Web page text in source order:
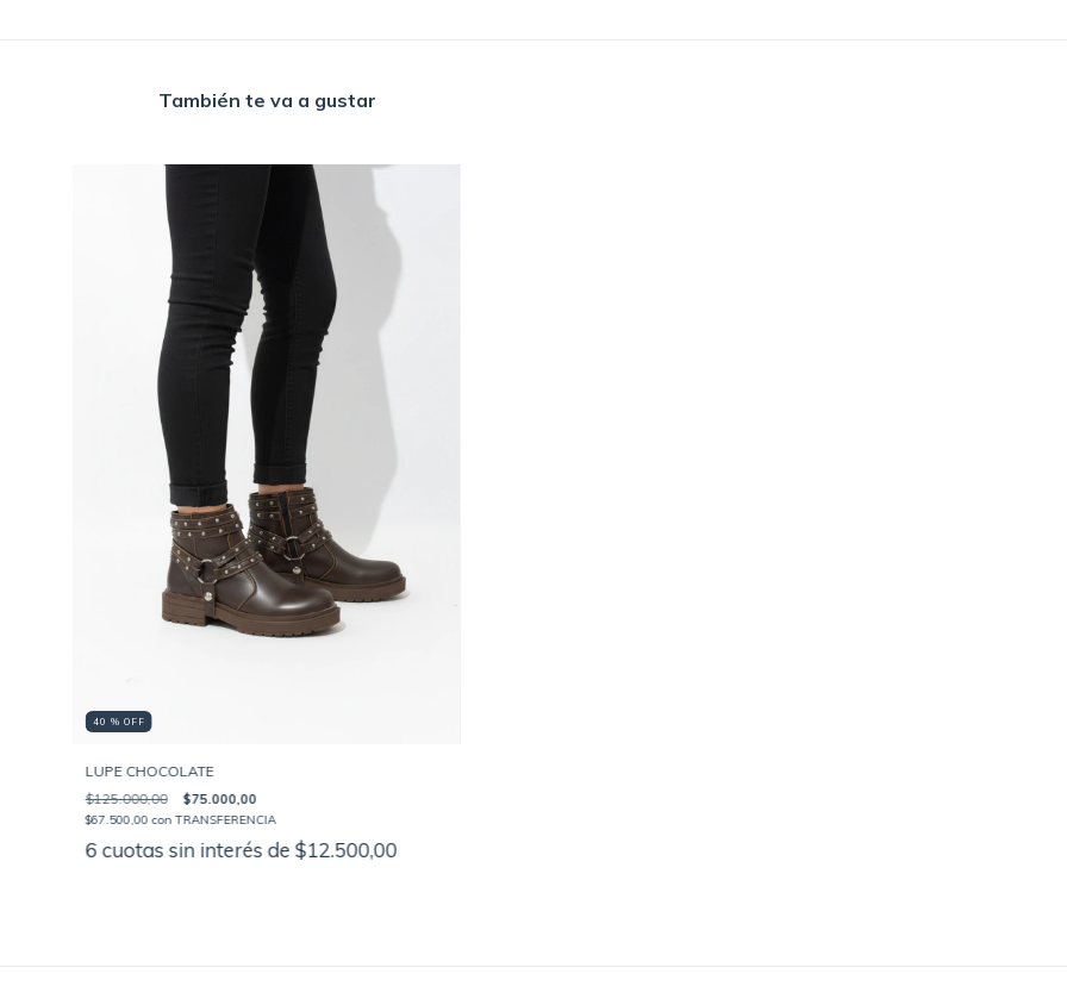
También te va a gustar
40 % OFF
LUPE CHOCOLATE
$125.000,00 $75.000,00
$67.500,00con TRANSFERENCIA
6 cuotas sin interés de $12.500,00